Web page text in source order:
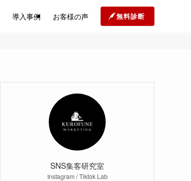
導入事例 お客様の声 無料診断
SNS集客研究室
Instagram / Tiktok Lab